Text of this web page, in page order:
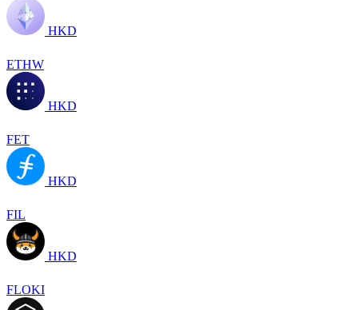
HKD
ETHW
HKD
FET
HKD
FIL
HKD
FLOKI